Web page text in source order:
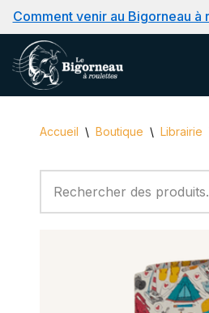
Aller
au
contenu
Comment venir au Bigorneau à
Accueil \ Boutique \ Librairie